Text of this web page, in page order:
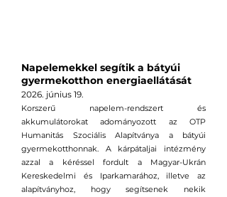
Napelemekkel segítik a bátyúi
gyermekotthon energiaellátását
2026. június 19.
Korszerű napelem-rendszert és
akkumulátorokat adományozott az OTP
Humanitás Szociális Alapítványa a bátyúi
gyermekotthonnak. A kárpátaljai intézmény
azzal a kéréssel fordult a Magyar-Ukrán
Kereskedelmi és Iparkamarához, illetve az
alapítványhoz, hogy segítsenek nekik